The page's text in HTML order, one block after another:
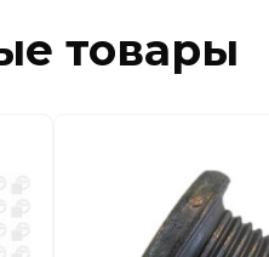
товары